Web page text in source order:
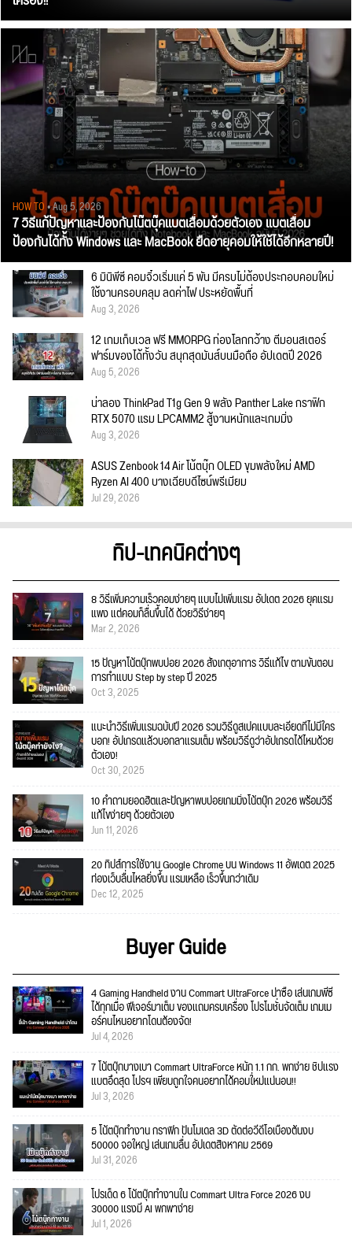
HOW TO• Aug 5, 2026
7 วิธีแก้ปัญหาและป้องกันโน๊ตบุ๊คแบตเสื่อมด้วยตัวเอง แบตเสื่อม
ป้องกันได้ทั้ง Windows และ MacBook ยืดอายุคอมให้ใช้ได้อีกหลายปี!
6 มินิพีซี คอมจิ๋วเริ่มแค่ 5 พัน มีครบไม่ต้องประกอบคอมใหม่
ใช้งานครอบคลุม ลดค่าไฟ ประหยัดพื้นที่
Aug 3, 2026
12 เกมเก็บเวล ฟรี MMORPG ท่องโลกกว้าง ตีมอนสเตอร์
ฟาร์มของได้ทั้งวัน สนุกสุดมันส์บนมือถือ อัปเดตปี 2026
Aug 5, 2026
น่าลอง ThinkPad T1g Gen 9 พลัง Panther Lake กราฟิก
RTX 5070 แรม LPCAMM2 สู้งานหนักและเกมมิ่ง
Aug 3, 2026
ASUS Zenbook 14 Air โน้ตบุ๊ก OLED ขุมพลังใหม่ AMD
Ryzen AI 400 บางเฉียบดีไซน์พรีเมียม
Jul 29, 2026
ทิป-เทคนิคต่างๆ
8 วิธีเพิ่มความเร็วคอมง่ายๆ แบบไม่เพิ่มแรม อัปเดต 2026 ยุคแรม
แพง แต่คอมก็ลื่นขึ้นได้ ด้วยวิธีง่ายๆ
Mar 2, 2026
15 ปัญหาโน้ตบุ๊กพบบ่อย 2026 สังเกตุอาการ วิธีแก้ไข ตามขั้นตอน
การทำแบบ Step by step ปี 2025
Oct 3, 2025
แนะนำวิธีเพิ่มแรมฉบับปี 2026 รวมวิธีดูสเปคแบบละเอียดที่ไม่มีใคร
บอก! อัปเกรดแล้วบอกลาแรมเต็ม พร้อมวิธีดูว่าอัปเกรดได้ไหมด้วย
ตัวเอง!
Oct 30, 2025
10 คำถามยอดฮิตและปัญหาพบบ่อยเกมมิ่งโน้ตบุ๊ก 2026 พร้อมวิธี
แก้ไขง่ายๆ ด้วยตัวเอง
Jun 11, 2026
20 ทิปส์การใช้งาน Google Chrome บน Windows 11 อัพเดต 2025
ท่องเว็บลื่นไหลยิ่งขึ้น แรมเหลือ เร็วขึ้นกว่าเดิม
Dec 12, 2025
Buyer Guide
4 Gaming Handheld งาน Commart UltraForce น่าซื้อ เล่นเกมพีซี
ได้ทุกเมื่อ ฟีเจอร์มาเต็ม ของแถมครบเครื่อง โปรโมชั่นจัดเต็ม เกมเม
อร์คนไหนอยากโดนต้องจัด!
Jul 4, 2026
7 โน้ตบุ๊กบางเบา Commart UltraForce หนัก 1.1 กก. พกง่าย ชิปแรง
แบตอึดสุด โปรฯ เพียบถูกใจคนอยากได้คอมใ่หม่แน่นอน!!
Jul 3, 2026
5 โน้ตบุ๊กทำงาน กราฟิก ปั้นโมเดล 3D ตัดต่อวีดีโอเบื้องต้นงบ
50000 จอใหญ่ เล่นเกมลื่น อัปเดตสิงหาคม 2569
Jul 31, 2026
โปรเด็ด 6 โน้ตบุ๊กทำงานใน Commart Ultra Force 2026 งบ
30000 แรงมี AI พกพาง่าย
Jul 1, 2026